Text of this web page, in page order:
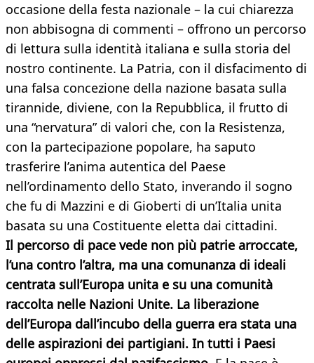
occasione della festa nazionale – la cui chiarezza
non abbisogna di commenti – offrono un percorso
di lettura sulla identità italiana e sulla storia del
nostro continente. La Patria, con il disfacimento di
una falsa concezione della nazione basata sulla
tirannide, diviene, con la Repubblica, il frutto di
una “nervatura” di valori che, con la Resistenza,
con la partecipazione popolare, ha saputo
trasferire l’anima autentica del Paese
nell’ordinamento dello Stato, inverando il sogno
che fu di Mazzini e di Gioberti di un’Italia unita
basata su una Costituente eletta dai cittadini.
Il percorso di pace vede non più patrie arroccate,
l’una contro l’altra, ma una comunanza di ideali
centrata sull’Europa unita e su una comunità
raccolta nelle Nazioni Unite. La liberazione
dell’Europa dall’incubo della guerra era stata una
delle aspirazioni dei partigiani. In tutti i Paesi